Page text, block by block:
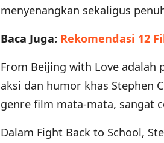
menyenangkan sekaligus
Baca Juga: Rekomendasi 12
From Beijing with Love adalah
aksi dan humor khas Stephen
genre film mata-mata, sangat
Dalam Fight Back to School,